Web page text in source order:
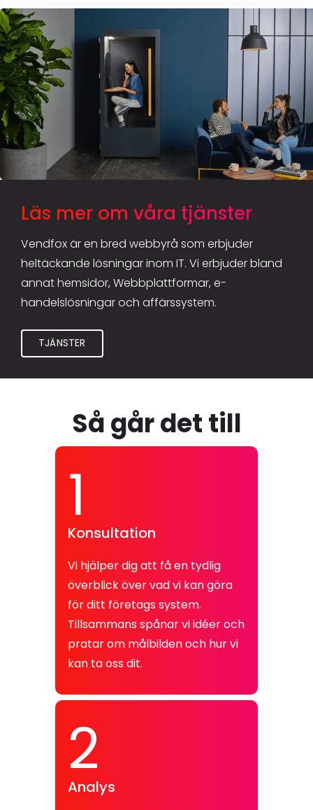
Läs mer om våra tjänster
Vendfox är en bred webbyrå som erbjuder
heltäckande lösningar inom IT. Vi erbjuder bland
annat hemsidor, Webbplattformar, e-
handelslösningar och affärssystem.
TJÄNSTER
Så går det till
1
Konsultation
Vi hjälper dig att få en tydlig
överblick över vad vi kan göra
för ditt företags system.
Tillsammans spånar vi idéer och
pratar om målbilden och hur vi
kan ta oss dit.
2
Analys